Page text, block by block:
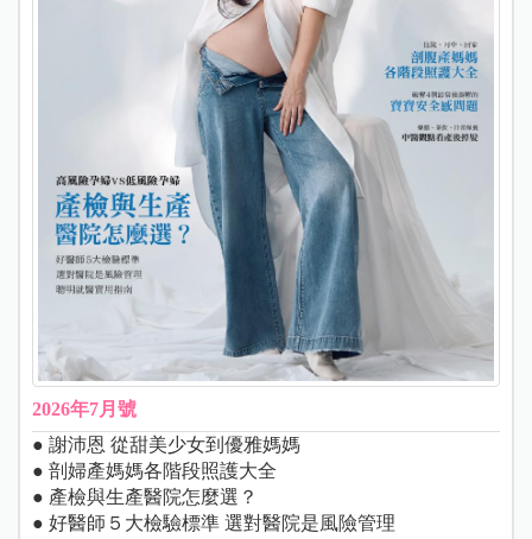
2026年7月號
● 謝沛恩 從甜美少女到優雅媽媽
● 剖婦產媽媽各階段照護大全
● 產檢與生產醫院怎麼選？
● 好醫師５大檢驗標準 選對醫院是風險管理